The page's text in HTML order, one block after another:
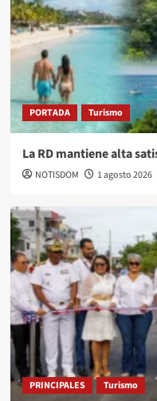
PORTADA Turismo
La RD mantiene alta
NOTISDOM 1 agosto 2026
PRINCIPALES Turismo